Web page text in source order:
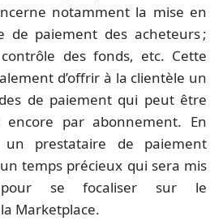
notamment la mise en
de paiement des acheteurs ;
contrôle des fonds, etc. Cette
d’offrir à la clientèle un
de paiement qui peut être
par abonnement. En
prestataire de paiement
temps précieux qui sera mis
se focaliser sur le
Marketplace.